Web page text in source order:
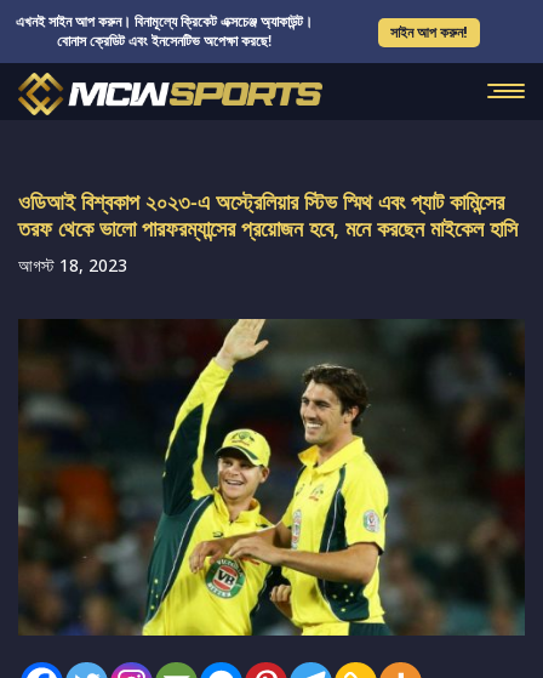
এখনই সাইন আপ করুন। বিনামূল্যে ক্রিকেট এক্সচেঞ্জ অ্যাকাউন্ট।
বোনাস ক্রেডিট এবং ইনসেনটিভ অপেক্ষা করছে!
সাইন আপ করুন!
ওডিআই বিশ্বকাপ ২০২৩-এ অস্ট্রেলিয়ার স্টিভ স্মিথ এবং প্যাট কামিন্সের
তরফ থেকে ভালো পারফরম্যান্সের প্রয়োজন হবে, মনে করছেন মাইকেল হাসি
আগস্ট 18, 2023